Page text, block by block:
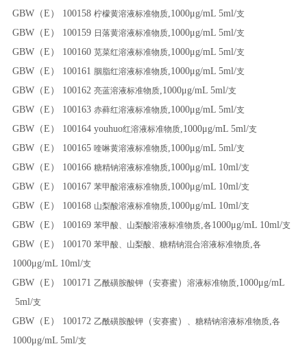
GBW（E） 100158 柠檬黄溶液标准物质,1000μg/mL 5ml/支
GBW（E） 100159 日落黄溶液标准物质,1000μg/mL 5ml/支
GBW（E） 100160 苋菜红溶液标准物质,1000μg/mL 5ml/支
GBW（E） 100161 胭脂红溶液标准物质,1000μg/mL 5ml/支
GBW（E） 100162 亮蓝溶液标准物质,1000μg/mL 5ml/支
GBW（E） 100163 赤藓红溶液标准物质,1000μg/mL 5ml/支
GBW（E） 100164 youhuo红溶液标准物质,1000μg/mL 5ml/支
GBW（E） 100165 喹啉黄溶液标准物质,1000μg/mL 5ml/支
GBW（E） 100166 糖精钠溶液标准物质,1000μg/mL 10ml/支
GBW（E） 100167 苯甲酸溶液标准物质,1000μg/mL 10ml/支
GBW（E） 100168 山梨酸溶液标准物质,1000μg/mL 10ml/支
GBW（E） 100169 苯甲酸、山梨酸溶液标准物质, 各1000μg/mL 10ml/支
GBW（E） 100170 苯甲酸、山梨酸、糖精钠混合溶液标准物质, 各
1000μg/mL 10ml/支
GBW（E） 100171 乙酰磺胺酸钾（安赛蜜） 溶液标准物质,1000μg/mL
5ml/支
GBW（E） 100172 乙酰磺胺酸钾（安赛蜜） 、糖精钠溶液标准物质, 各
1000μg/mL 5ml/支